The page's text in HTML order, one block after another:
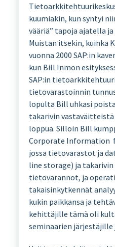
kuumiakin, kun syntyi
vääriä” tapoja ajatella
Muistan itsekin, kuinka
vuonna 2000 SAP:in
kun Bill Inmon
SAP:in
tietovarastoinnin
lopulta Bill uhkasi
takarivin
loppua. Silloin Bill
Corporate Information
jossa tietovarastot ja
line storage) ja
tietovarannot, ja
takaisinkytkennät
kukin paikkansa ja
kehittäjille tämä oli
seminaarien